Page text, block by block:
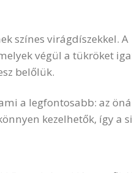
színes virágdíszekkel. A
végül a tükröket
belőlük.
a legfontosabb: az
kezelhetők, így a